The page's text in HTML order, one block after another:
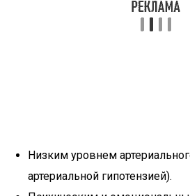
Низким уровнем
артериальной гипотензией).